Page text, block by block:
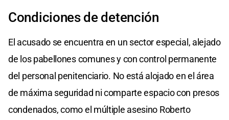
Condiciones de detención
El acusado se encuentra en un sector especial, alejado
de los pabellones comunes y con control permanente
del personal penitenciario. No está alojado en el área
de máxima seguridad ni comparte espacio con presos
condenados, como el múltiple asesino Roberto